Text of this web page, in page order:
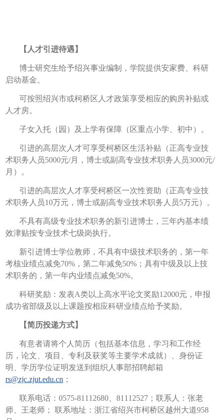
【人才引进待遇】
博士研究生给予绍兴事业编制，学院提供安家费、科研
启动基金。
可按照绍兴市或柯桥区人才政策享受相应的购房补贴或
人才房。
子女入托（园）及上学有保障（区重点小学、初中）。
引进的高层次人才可享受柯桥区生活补贴（正高专业技
术职务人员5000元/月，博士或副高专业技术职务人员3000元/
月）。
引进的高层次人才享受柯桥区一次性资助（正高专业技
术职务人员10万元，博士或副高专业技术职务人员5万元）。
不具有高级专业技术职务的新引进博士，三年内基本绩
效津贴按专业技术七级岗执行。
新引进博士学位教师，不具有中级技术职务的，第一年
考核业绩点减免70%，第二年减免50%；具有中级及以上技
术职务的，第一年内业绩点减免50%。
科研奖励：发表A类以上高水平论文奖励12000元，申报
成功省部级及以上课题按相应科研业绩点给予奖励。
【简历投递方式】
有意者请将个人简历（包括基本信息，学习和工作经
历，论文、项目、专利及获奖等主要学术成就）、身份证
明、学历学位证明发送到组织人事部招聘邮箱
rs@zjc.zjut.edu.cn ；
联系电话：0575-81112680、81112527；联系人：张老
师、王老师； 联系地址：浙江省绍兴市柯桥区越州大道958